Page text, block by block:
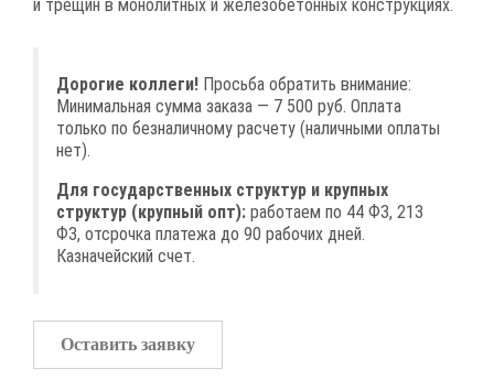
и трещин в монолитных и железобетонных конструкциях.
Дорогие коллеги! Просьба обратить внимание:
Минимальная сумма заказа — 7 500 руб. Оплата
только по безналичному расчету (наличными оплаты
нет).
Для государственных структур и крупных
структур (крупный опт): работаем по 44 ФЗ, 213
ФЗ, отсрочка платежа до 90 рабочих дней.
Казначейский счет.
Оставить заявку